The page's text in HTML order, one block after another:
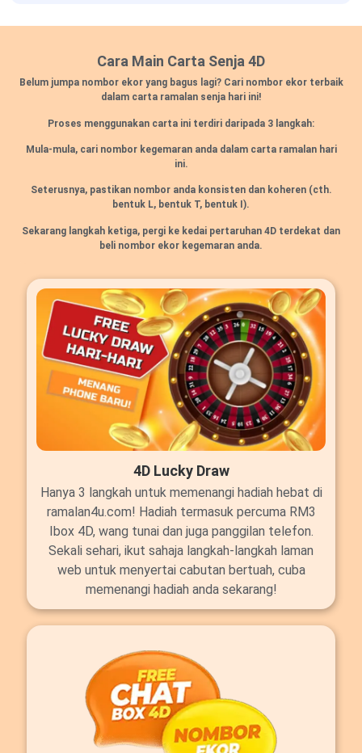
Cara Main Carta Senja 4D
Belum jumpa nombor ekor yang bagus lagi? Cari nombor ekor terbaik
dalam carta ramalan senja hari ini!
Proses menggunakan carta ini terdiri daripada 3 langkah:
Mula-mula, cari nombor kegemaran anda dalam carta ramalan hari
ini.
Seterusnya, pastikan nombor anda konsisten dan koheren (cth.
bentuk L, bentuk T, bentuk I).
Sekarang langkah ketiga, pergi ke kedai pertaruhan 4D terdekat dan
beli nombor ekor kegemaran anda.
4D Lucky Draw
Hanya 3 langkah untuk memenangi hadiah hebat di
ramalan4u.com! Hadiah termasuk percuma RM3
Ibox 4D, wang tunai dan juga panggilan telefon.
Sekali sehari, ikut sahaja langkah-langkah laman
web untuk menyertai cabutan bertuah, cuba
memenangi hadiah anda sekarang!